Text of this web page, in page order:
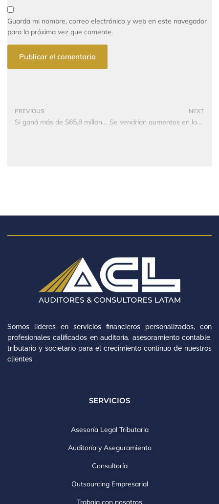
Guarda mi nombre, correo electrónico y web en este navegador
para la próxima vez que comente.
PREVIOUS
Si ganó más de $65,8 millones este año, debe declarar renta en 2024
NEXT
Se vendrían aumentos en los avalúos catastrales para 2024: así se establecerían
Somos líderes en servicios financieros personalizados, con
profesionales calificados en auditoría, asesoramiento contable,
tributario y societario para el crecimiento continuo de nuestros
clientes
SERVICIOS
Asesoría Legal Tributaria
Auditoría y Aseguramiento
Consultoría
Outsourcing Empresarial
Trabaja con nosotros